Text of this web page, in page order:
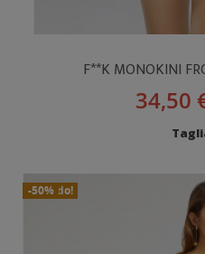
F**K MONOKINI
34,50
In Saldo!
Nuovo
-50%